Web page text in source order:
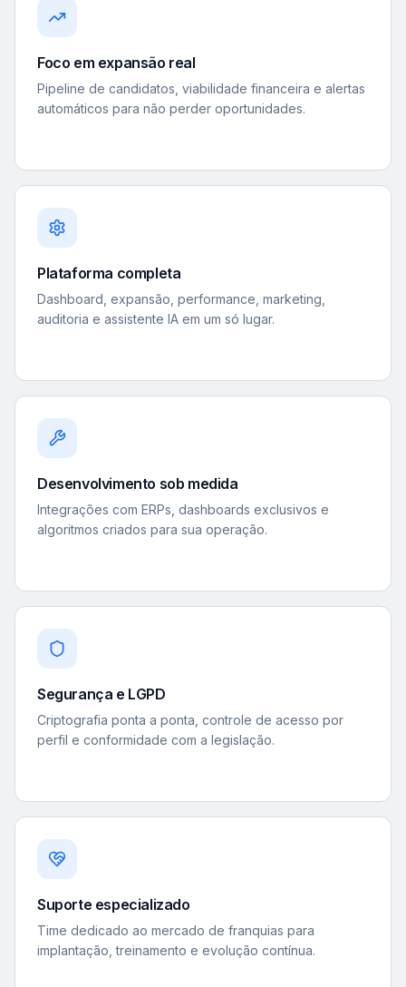
Foco em expansão real
Pipeline de candidatos, viabilidade financeira e alertas
automáticos para não perder oportunidades.
Plataforma completa
Dashboard, expansão, performance, marketing,
auditoria e assistente IA em um só lugar.
Desenvolvimento sob medida
Integrações com ERPs, dashboards exclusivos e
algoritmos criados para sua operação.
Segurança e LGPD
Criptografia ponta a ponta, controle de acesso por
perfil e conformidade com a legislação.
Suporte especializado
Time dedicado ao mercado de franquias para
implantação, treinamento e evolução contínua.